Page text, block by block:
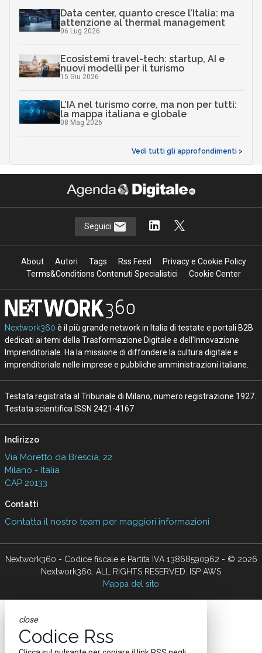
Data center, quanto cresce l’Italia: ma
attenzione al thermal management
06 Lug 2026
Ecosistemi travel-tech: startup, AI e
nuovi modelli per il turismo
15 Giu 2026
L’IA nel turismo corre, ma non per tutti:
la mappa italiana e globale
08 Mag 2026
Vedi tutti gli approfondimenti >
Seguici
About Autori Tags Rss Feed
Privacy e Cookie Policy
Terms&Conditions Contenuti Specialistici
Cookie Center
Nextwork360 è il più grande network in Italia di testate e portali B2B
dedicati ai temi della Trasformazione Digitale e dell’Innovazione
Imprenditoriale. Ha la missione di diffondere la cultura digitale e
imprenditoriale nelle imprese e pubbliche amministrazioni italiane.
Testata registrata al Tribunale di Milano, numero registrazione 1927.
Testata scientifica ISSN 2421-4167
Indirizzo
Via Moretto da Brescia, 22
Milano - Italia
CAP 20133
Contatti
Contatta il nostro team per maggiori informazioni
Nextwork360 - Codice fiscale e Partita IVA 13868590962 - © 2026
Nextwork360. ALL RIGHTS RESERVED. ISP AWS
Mappa del sito
close
Codice Rss